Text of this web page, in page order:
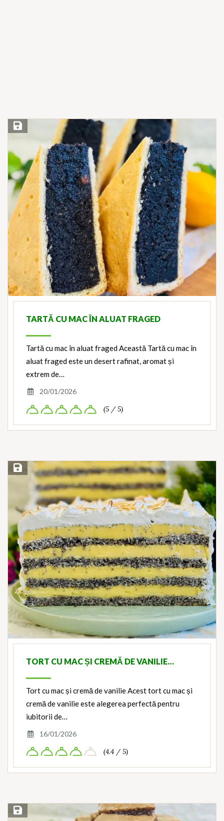
Save Recipe
TARTĂ CU MAC ÎN ALUAT FRAGED
Tartă cu mac în aluat fraged Această Tartă cu mac în
aluat fraged este un desert rafinat, aromat și
extrem de…
20/01/2026
(5 / 5)
Save Recipe
TORT CU MAC ȘI CREMĂ DE VANILIE…
Tort cu mac și cremă de vanilie Acest tort cu mac și
cremă de vanilie este alegerea perfectă pentru
iubitorii de…
16/01/2026
(4.4 / 5)
Save Recipe